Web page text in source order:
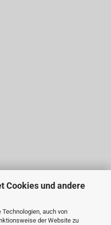
Cookies und andere
auch von
der Website zu